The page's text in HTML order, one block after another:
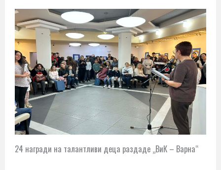
24 награди на талантливи деца раздаде „ВиК – Варна“